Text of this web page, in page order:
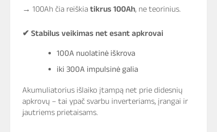
→ 100Ah čia reiškia tikrus 100Ah, ne teorinius.
✔ Stabilus veikimas net esant apkrovai
100A nuolatinė iškrova
iki 300A impulsinė galia
Akumuliatorius išlaiko įtampą net prie didesnių
apkrovų – tai ypač svarbu inverteriams, įrangai ir
jautriems prietaisams.